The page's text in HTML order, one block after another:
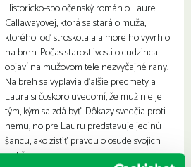
Historicko-spoločenský román o Laure
Callawayovej, ktorá sa stará o muža,
ktorého loď stroskotala a more ho vyvrhlo
na breh. Počas starostlivosti o cudzinca
objaví na mužovom tele nezvyčajné rany.
Na breh sa vyplavia ďalšie predmety a
Laura si čoskoro uvedomí, že muž nie je
tým, kým sa zdá byť. Dôkazy svedčia proti
nemu, no pre Lauru predstavuje jedinú
šancu, ako zistiť pravdu o osude svojich
rodičov.